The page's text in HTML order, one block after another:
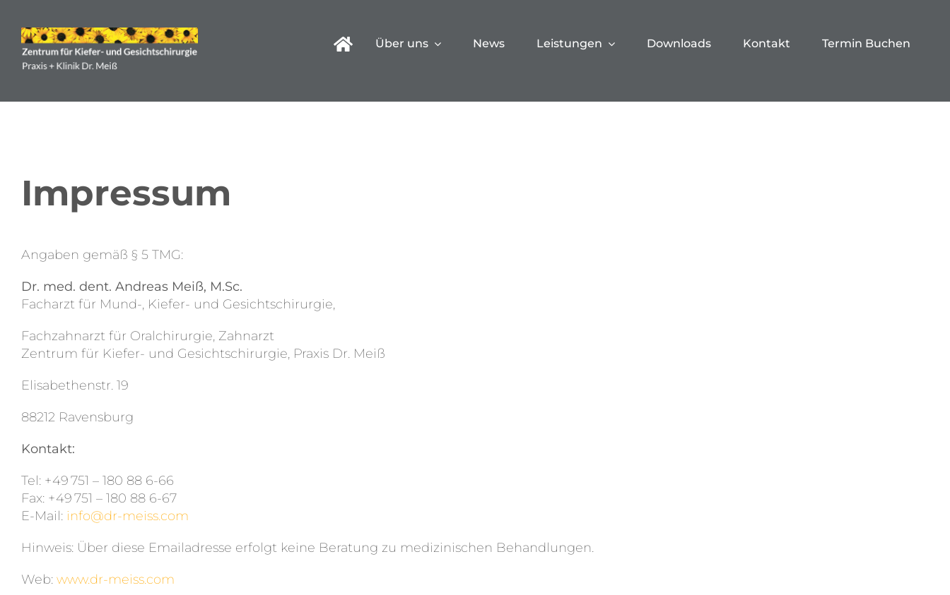
Inhalt
springen
Über uns News Leistungen Downloads Kontakt Termin Buchen
Impressum
Angaben gemäß § 5 TMG:
Dr. med. dent. Andreas Meiß, M.Sc.
Facharzt für Mund-, Kiefer- und Gesichtschirurgie,
Fachzahnarzt für Oralchirurgie, Zahnarzt
Zentrum für Kiefer- und Gesichtschirurgie, Praxis Dr. Meiß
Elisabethenstr. 19
88212 Ravensburg
Kontakt:
Tel: + 49 751 – 180 88 6-66
Fax: + 49 751 – 180 88 6-67
E-Mail: info@dr-meiss.com
Hinweis: Über diese Emailadresse erfolgt keine Beratung zu medizinischen Behandlungen.
Web: www.dr-meiss.com